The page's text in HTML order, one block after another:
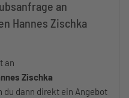
an
Hannes Zischka
an
Zischka
dann direkt ein Angebot